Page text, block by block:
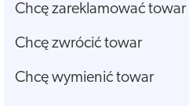
Chcę zareklamować towar
Chcę zwrócić towar
Chcę wymienić towar